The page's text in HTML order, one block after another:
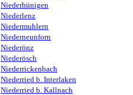
Niederhünigen
Niederlenz
Niedermuhlern
Niederneunforn
Niederönz
Niederösch
Niederrickenbach
Niederried b. Interlaken
Niederried b. Kallnach